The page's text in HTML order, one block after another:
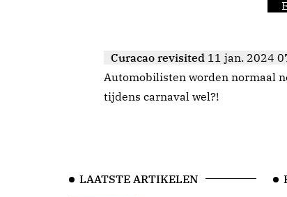
Curacao revisited 11 jan. 2024
Automobilisten worden normaal
tijdens carnaval wel?!
LAATSTE ARTIKELEN